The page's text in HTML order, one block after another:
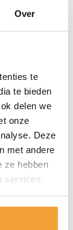
Over
te
te bieden
delen we
onze
Deze
met andere
ze hebben
services.